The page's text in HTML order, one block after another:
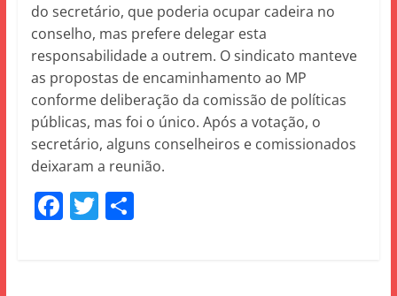
do secretário, que poderia ocupar cadeira no
conselho, mas prefere delegar esta
responsabilidade a outrem. O sindicato manteve
as propostas de encaminhamento ao MP
conforme deliberação da comissão de políticas
públicas, mas foi o único. Após a votação, o
secretário, alguns conselheiros e comissionados
deixaram a reunião.
F T S